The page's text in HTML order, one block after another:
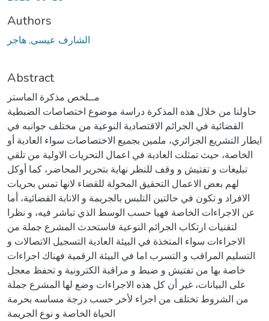
Authors
الشارف عيسى, هاجر
Abstract
مــلخص مذكرة الماستر
حاولنا من خلال هذه المذكرة دراسة موضوع اختصاصات الضبطية
القضائية في الجرائم الاقتصادية النوعية من مختلف جوانبه في
ايطار التشريع الجزائري، ملمين بجميع الاختصاصات سواء العادية أو
الخاصة، حيث تمثلت العادية في اعمال التحريات الاولية من تلقي
تبليغات و تفتيش و وقف للنظر نهاية بتحرير المحاضر، كما أوكل
لهم بعض الاعمال التحقيق المخولة للقضاء لانها تمس بحريات
الافراد و تكون في حالتين التلبس بالجريمة و الانابة القضائية، أما
عن الاجراءات الخاصة فهيا حسب الوسط الذي تباشر فيه، و نظرا
لتقنيات ارتكاب الجرائم النوعية فاستحدث المشرع جملة من
الاجراءات سواء المتخذة في البيئة العادية التسجيل الاتصالات و
التسليم المراقب و التسرب اما في البيئة الرقمية فهناك اجراءات
خاصة بها من تفتيش و ضبط و مراقبة الكترونية و تحفظ معجل
على البيانات، غير أن كل هذه الاجراءات وضع لها المشرع جملة
من الشروط تختلف من اجراء لأخر حسب درجة مساسه بحرمة
الحياة الخاصة و نوع الجريمة